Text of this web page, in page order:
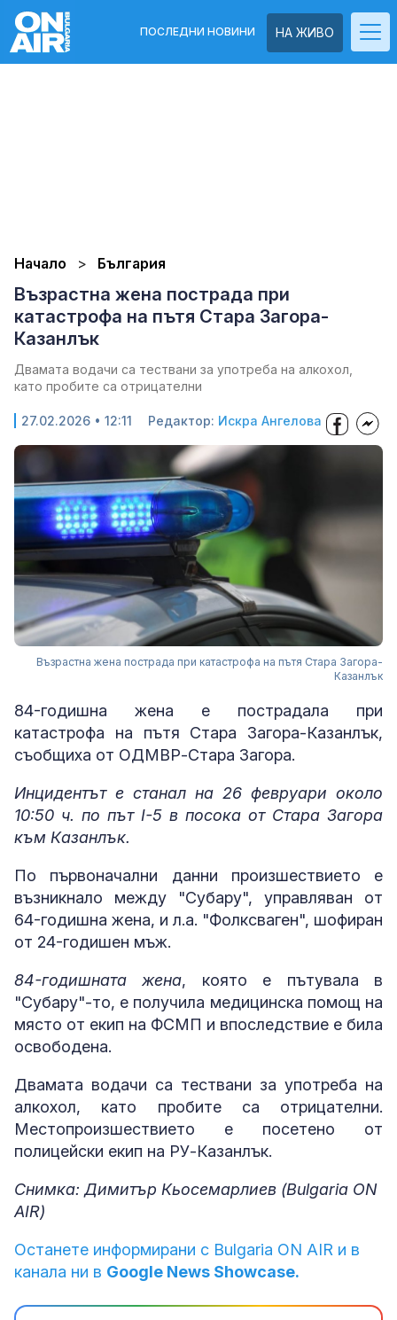
НА ЖИВО
ПОСЛЕДНИ НОВИНИ
Начало България
Възрастна жена пострада при
катастрофа на пътя Стара Загора-
Казанлък
Двамата водачи са тествани за употреба на алкохол,
като пробите са отрицателни
27.02.2026 • 12:11 Редактор: Искра Ангелова
Възрастна жена пострада при катастрофа на пътя Стара Загора-
Казанлък
84-годишна жена е пострадала при
катастрофа на пътя Стара Загора-Казанлък,
съобщиха от ОДМВР-Стара Загора.
Инцидентът е станал на 26 февруари около
10:50 ч. по път I-5 в посока от Стара Загора
към Казанлък.
По първоначални данни произшествието е
възникнало между "Субару", управляван от
64-годишна жена, и л.а. "Фолксваген", шофиран
от 24-годишен мъж.
84-годишната жена, която е пътувала в
"Субару"-то, е получила медицинска помощ на
място от екип на ФСМП и впоследствие е била
освободена.
Двамата водачи са тествани за употреба на
алкохол, като пробите са отрицателни.
Местопроизшествието е посетено от
полицейски екип на РУ-Казанлък.
Снимка: Димитър Кьосемарлиев (Bulgaria ON
AIR)
Останете информирани с Bulgaria ON AIR и в
канала ни в Google News Showcase.